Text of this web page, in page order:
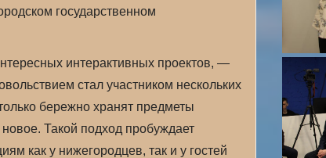
государственном
интерактивных проектов, —
стал участником нескольких
бережно хранят предметы
новое. Такой подход пробуждает
как у нижегородцев, так и у гостей